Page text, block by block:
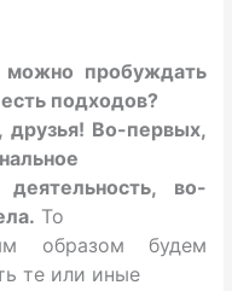
можно пробуждать
подходов?
друзья! Во-первых,
во-
То
образом будем
те или иные